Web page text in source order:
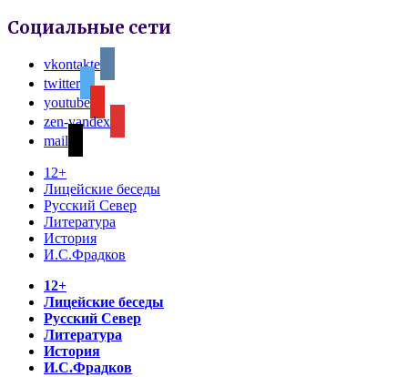
Социальные сети
vkontakte
twitter
youtube
zen-yandex
mail
12+
Лицейские беседы
Русский Север
Литература
История
И.С.Фрадков
12+
Лицейские беседы
Русский Север
Литература
История
И.С.Фрадков